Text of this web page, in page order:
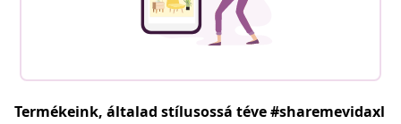
Termékeink, általad stílusossá téve #sharemevidaxl